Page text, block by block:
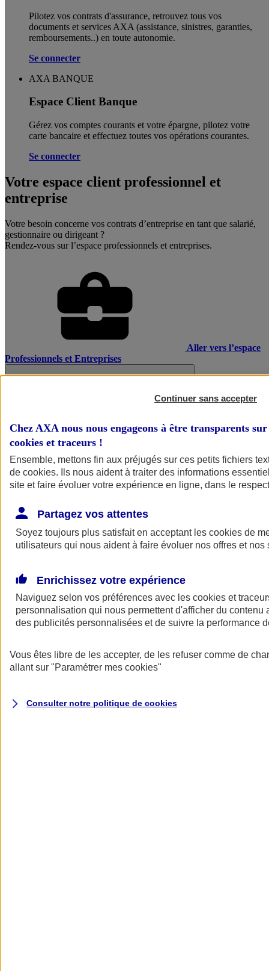
Pilotez vos contrats d'assurance, retrouvez tous vos
documents et services AXA (assistance, sinistres, garanties,
remboursements..) en toute autonomie. ​
Se connecter
AXA BANQUE
Espace Client Banque
Gérez vos comptes courants et votre épargne, pilotez votre
carte bancaire et effectuez toutes vos opérations courantes.
Se connecter
Votre espace client professionnel et
entreprise
Votre besoin concerne vos contrats d’entreprise en tant que salarié,
gestionnaire ou dirigeant ?
Rendez-vous sur l’espace professionnels et entreprises.
Aller vers l’espace
Professionnels et Entreprises
AXA Assurance
Continuer sans accepter
Chez AXA nous nous engageons à être transparents
cookies et traceurs !
Ensemble, mettons fin aux préjugés sur ces petits fichiers
de cookies. Ils nous aident à traiter des informations
site et faire évoluer votre expérience en ligne, dans le
Partagez vos attentes
Soyez toujours plus satisfait en acceptant les cookies de
utilisateurs qui nous aident à faire évoluer nos offres et nos
Enrichissez votre expérience
Naviguez selon vos préférences avec les cookies et
personnalisation qui nous permettent d'afficher du contenu
des publicités personnalisées et de suivre la performance
Vous êtes libre de les accepter, de les refuser comme de
allant sur "Paramétrer mes cookies"
Consulter notre politique de cookies